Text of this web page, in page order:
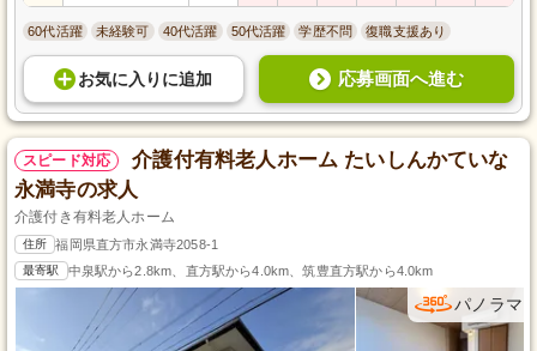
60代活躍 未経験可 40代活躍 50代活躍 学歴不問 復職支援あり
お気に入り に追加 応募画面へ進む
スピード対応
介護付有料老人ホーム たいしんかていな
永満寺の求人
介護付き有料老人ホーム
住所 福岡県直方市永満寺2058-1
最寄駅 中泉駅から2.8km、直方駅から4.0km、筑豊直方駅から4.0km
パノラマ